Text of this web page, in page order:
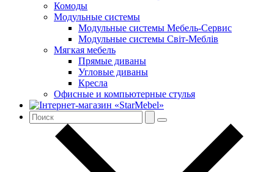
Комоды
Модульные системы
Модульные системы Мебель-Сервис
Модульные системы Світ-Meблів
Мягкая мебель
Прямые диваны
Угловые диваны
Кресла
Офисные и компьютерные стулья